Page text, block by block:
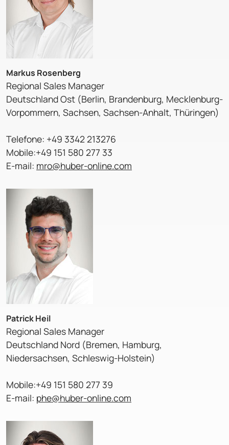
Markus Rosenberg
Regional Sales Manager
Deutschland Ost (Berlin, Brandenburg, Mecklenburg-
Vorpommern, Sachsen, Sachsen-Anhalt, Thüringen)
Telefone: +49 3342 213276
Mobile:+49 151 580 277 33
E-mail: mro@huber-online.com
Patrick Heil
Regional Sales Manager
Deutschland Nord (Bremen, Hamburg,
Niedersachsen, Schleswig-Holstein)
Mobile:+49 151 580 277 39
E-mail: phe@huber-online.com